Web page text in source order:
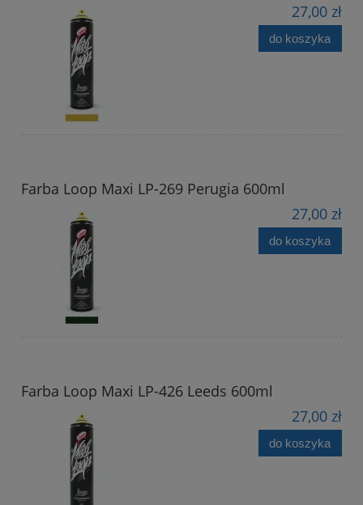
27,00 zł
do koszyka
Farba Loop Maxi LP-269 Perugia 600ml
27,00 zł
do koszyka
Farba Loop Maxi LP-426 Leeds 600ml
27,00 zł
do koszyka